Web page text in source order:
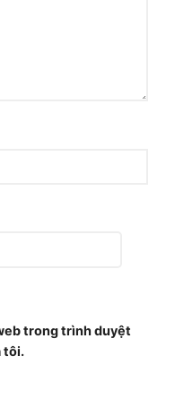
trong trình duyệt
tôi.